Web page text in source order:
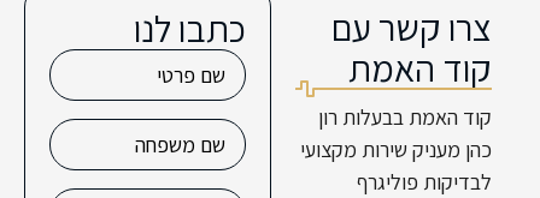
צרו קשר עם
קוד האמת
קוד האמת בבעלות רון
כהן מעניק שירות מקצועי
לבדיקות פוליגרף
כתבו לנו